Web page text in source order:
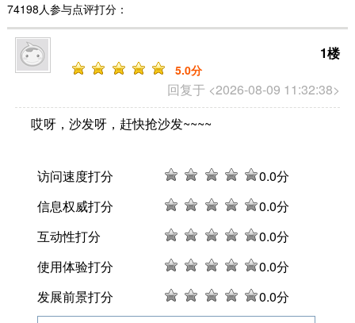
74198人参与点评打分：
回复于 <2026-08-09 11:32:38>
1楼
5.0分
哎呀，沙发呀，赶快抢沙发~~~~
访问速度打分 0.0分
信息权威打分
0.0分
互动性打分
0.0分
使用体验打分
0.0分
发展前景打分
0.0分